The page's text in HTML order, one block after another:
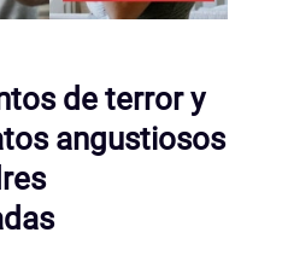
de terror y
angustiosos